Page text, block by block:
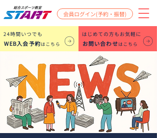
会員ログイン(予約・振替)
​24時間いつでも
WEB入会予約はこちら
はじめての方もお気軽に
お問い合わせはこちら